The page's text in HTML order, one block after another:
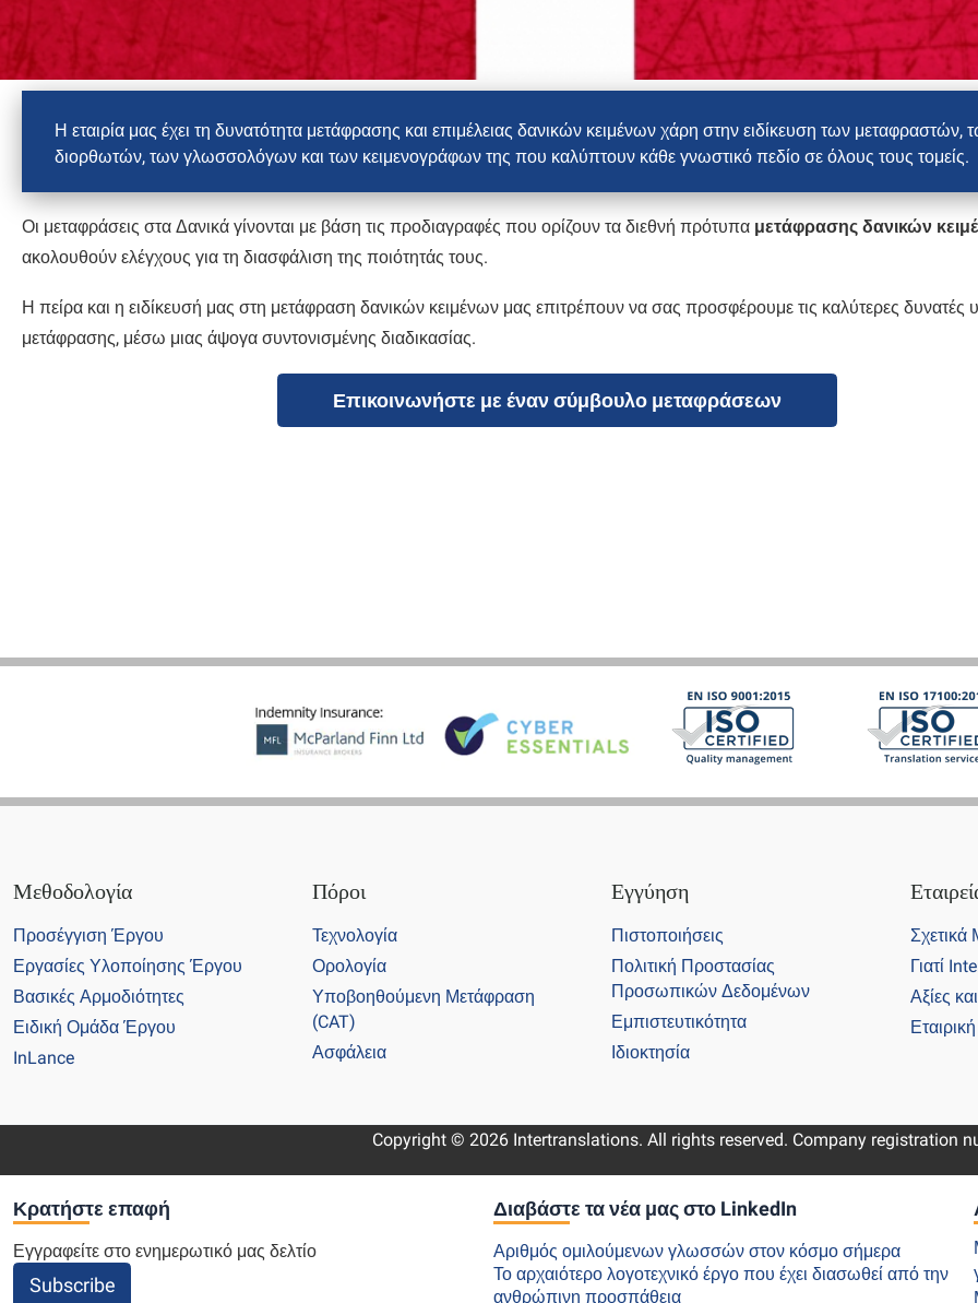
Η εταιρία μας έχει τη δυνατότητα μετάφρασης και επιμέλειας δανικών κειμένων χάρη στην ειδίκευση των μεταφραστών,
διορθωτών, των γλωσσολόγων και των κειμενογράφων της που καλύπτουν κάθε γνωστικό πεδίο σε όλους τους τομείς.
Οι μεταφράσεις στα Δανικά γίνονται με βάση τις προδιαγραφές που ορίζουν τα διεθνή πρότυπα μετάφρασης δανικών
ακολουθούν ελέγχους για τη διασφάλιση της ποιότητάς τους.
Η πείρα και η ειδίκευσή μας στη μετάφραση δανικών κειμένων μας επιτρέπουν να σας προσφέρουμε τις καλύτερες δυνατές
μετάφρασης, μέσω μιας άψογα συντονισμένης διαδικασίας.
Επικοινωνήστε με έναν σύμβουλο μεταφράσεων
Μεθοδολογία
Προσέγγιση Έργου
Εργασίες Υλοποίησης Έργου
Βασικές Αρμοδιότητες
Ειδική Ομάδα Έργου
InLance
Πόροι
Τεχνολογία
Ορολογία
Υποβοηθούμενη Μετάφραση
(CAT)
Ασφάλεια
Εγγύηση
Πιστοποιήσεις
Πολιτική Προστασίας
Προσωπικών Δεδομένων
Εμπιστευτικότητα
Ιδιοκτησία
Γιατί
Αξίες
Copyright © 2026 Intertranslations. All rights reserved. Company registration
Κρατήστε επαφή
Εγγραφείτε στο ενημερωτικό μας δελτίο
Subscribe
Διαβάστε τα νέα μας στο LinkedIn
Αριθμός ομιλούμενων γλωσσών στον κόσμο σήμερα
Το αρχαιότερο λογοτεχνικό έργο που έχει διασωθεί από την
ανθρώπινη προσπάθεια